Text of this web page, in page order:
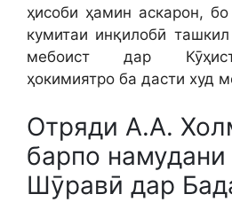
ҳисоби ҳамин аскарон,
кумитаи инқилобӣ
мебоист дар
ҳокимиятро ба дасти худ
Отряди А.А.
барпо
Шӯравӣ дар